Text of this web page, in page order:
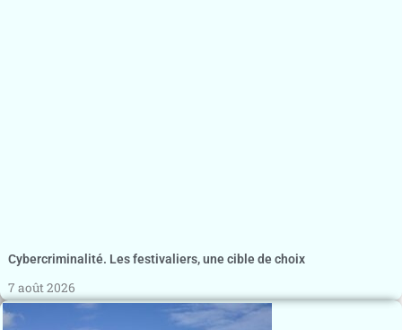
Cybercriminalité. Les festivaliers, une cible de choix
7 août 2026